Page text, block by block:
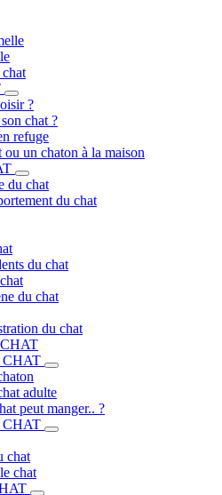
?
chat ?
refuge
un chaton à la maison
du chat
du chat
du chat
du chat
du chat
adulte
peut manger.. ?
CHAT
chat
chat